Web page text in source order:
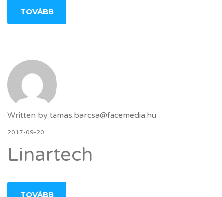
TOVÁBB
Written by tamas.barcsa@facemedia.hu
2017-09-20
Linartech
TOVÁBB